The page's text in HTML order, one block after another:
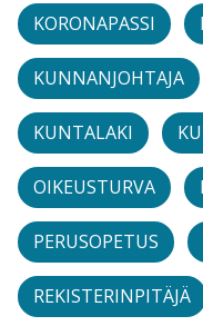
KORONAPASSI
KUNNANJOHTAJA
KUNTALAKI
OIKEUSTURVA
PERUSOPETUS
REKISTERINPITÄJÄ